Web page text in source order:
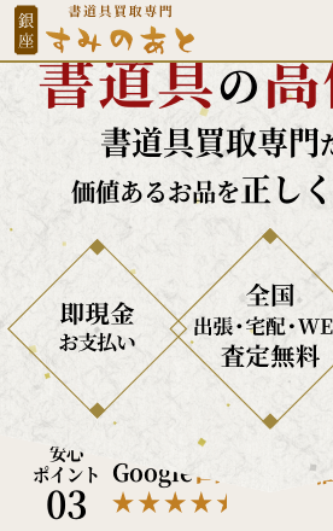
Warning : Undefined array key
/home/sw49/suminoato.com/
content/themes/
472
硯・墨・掛け軸・書
書道具の
書道具買取専門
価値あるお品を正し
安心
ポイント
01
古美術商が集まる銀座
創業40年以上の
安心
ポイント
02
専門知識を持つ美術
東京美術倶楽部
安心
ポイント
03
Google口コミ評